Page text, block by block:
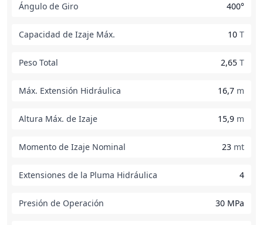
Ángulo de Giro 400°
Capacidad de Izaje Máx. 10 T
Peso Total 2,65 T
Máx. Extensión Hidráulica 16,7 m
Altura Máx. de Izaje 15,9 m
Momento de Izaje Nominal 23 mt
Extensiones de la Pluma Hidráulica 4
Presión de Operación 30 MPa